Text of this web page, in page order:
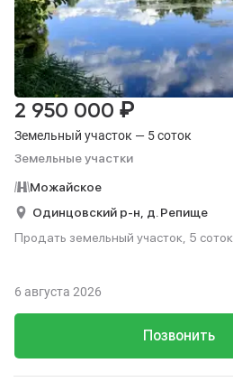
Земельный участок — 5 соток
Земельные участки
2 950 000 ₽
Можайское
Одинцовский р-н, д. Репище
Продать земельный участок, 5 соток.
Позвонить
6 августа 2026